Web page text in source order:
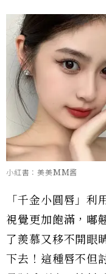
小紅書：美美MM酱
「千金小圓唇」
視覺更加飽滿，嘟
了羨慕又移不開眼
下去！這種唇不但